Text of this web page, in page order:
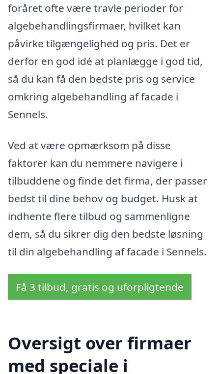
foråret ofte være travle perioder for
algebehandlingsfirmaer, hvilket kan
påvirke tilgængelighed og pris. Det er
derfor en god idé at planlægge i god tid,
så du kan få den bedste pris og service
omkring algebehandling af facade i
Sennels.
Ved at være opmærksom på disse
faktorer kan du nemmere navigere i
tilbuddene og finde det firma, der passer
bedst til dine behov og budget. Husk at
indhente flere tilbud og sammenligne
dem, så du sikrer dig den bedste løsning
til din algebehandling af facade i Sennels.
Få 3 tilbud, gratis og uforpligtende
Oversigt over firmaer
med speciale i